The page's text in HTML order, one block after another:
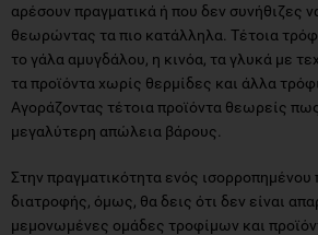
αρέσουν πραγματικά ή που δεν συνήθιζες
θεωρώντας τα πιο κατάλληλα. Τέτοια
το γάλα αμυγδάλου, η κινόα, τα γλυκά με
τα προϊόντα χωρίς θερμίδες και άλλα
Αγοράζοντας τέτοια προϊόντα θεωρείς
μεγαλύτερη απώλεια βάρους.
Στην πραγματικότητα ενός ισορροπημένου
διατροφής, όμως, θα δεις ότι δεν είναι
μεμονωμένες ομάδες τροφίμων και